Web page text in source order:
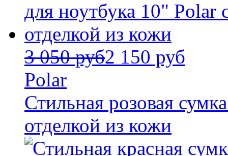
3 050 руб2 150 руб
Polar
Стильная розовая
отделкой из кожи